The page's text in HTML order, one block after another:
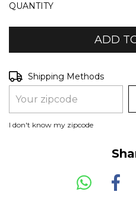
QUANTITY
Shipping for zipcode:
Shipping Methods
I don't know my zipcode